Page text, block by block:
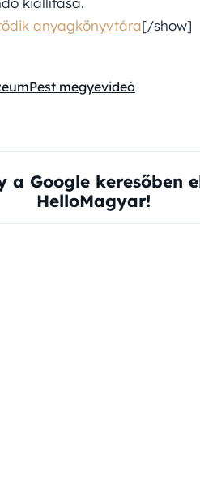
anyagkönyvtára[/show]
Pest megyevideó
Google keresőben
HelloMagyar!